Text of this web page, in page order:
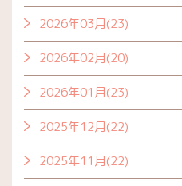
2026年03月(23)
2026年02月(20)
2026年01月(23)
2025年12月(22)
2025年11月(22)